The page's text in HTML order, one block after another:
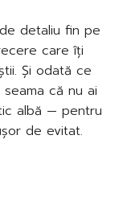
detaliu fin pe
care îți
Și odată ce
că nu ai
albă — pentru
de evitat.